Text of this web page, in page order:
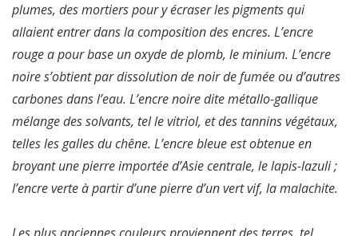
plumes, des mortiers pour y écraser les pigments qui
allaient entrer dans la composition des encres. L’encre
rouge a pour base un oxyde de plomb, le minium. L’encre
noire s’obtient par dissolution de noir de fumée ou d’autres
carbones dans l’eau. L’encre noire dite métallo-gallique
mélange des solvants, tel le vitriol, et des tannins végétaux,
telles les galles du chêne. L’encre bleue est obtenue en
broyant une pierre importée d’Asie centrale, le lapis-lazuli ;
l’encre verte à partir d’une pierre d’un vert vif, la malachite.